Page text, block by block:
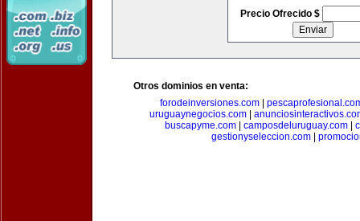
Precio Ofrecido $
Otros dominios en venta:
forodeinversiones.com
uruguaynegocios.com|
buscapyme.com
camposdeluruguay.com
gestionyseleccion.com|